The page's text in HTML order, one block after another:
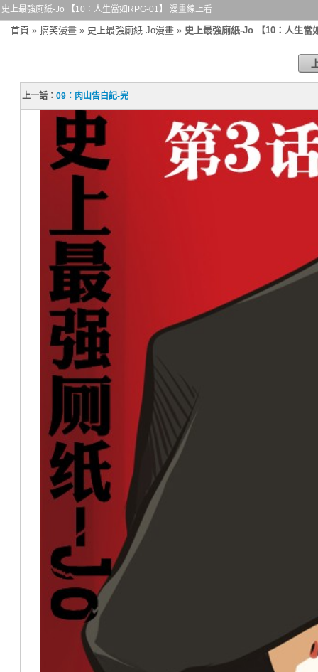
史上最強廁紙-Jo 【10：人生當如RPG-01】 漫畫線上看
首頁 » 搞笑漫畫 » 史上最強廁紙-Jo漫畫 » 史上最強廁紙-Jo 【10：人生當
上一話：09：肉山告白記-完